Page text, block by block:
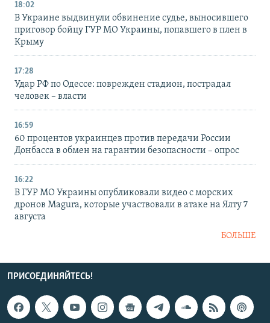
18:02
В Украине выдвинули обвинение судье, выносившего
приговор бойцу ГУР МО Украины, попавшего в плен в
Крыму
17:28
Удар РФ по Одессе: поврежден стадион, пострадал
человек – власти
16:59
60 процентов украинцев против передачи России
Донбасса в обмен на гарантии безопасности – опрос
16:22
В ГУР МО Украины опубликовали видео с морских
дронов Magura, которые участвовали в атаке на Ялту 7
августа
БОЛЬШЕ
ПРИСОЕДИНЯЙТЕСЬ!